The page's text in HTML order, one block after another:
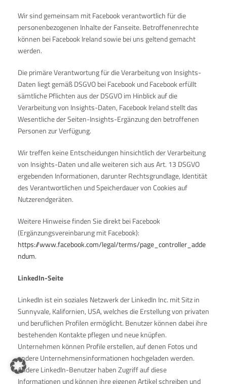
Wir sind gemeinsam mit Facebook verantwortlich für die
personenbezogenen Inhalte der Fanseite. Betroffenenrechte
können bei Facebook Ireland sowie bei uns geltend gemacht
werden.
Die primäre Verantwortung für die Verarbeitung von Insights-
Daten liegt gemäß DSGVO bei Facebook und Facebook erfüllt
sämtliche Pflichten aus der DSGVO im Hinblick auf die
Verarbeitung von Insights-Daten, Facebook Ireland stellt das
Wesentliche der Seiten-Insights-Ergänzung den betroffenen
Personen zur Verfügung.
Wir treffen keine Entscheidungen hinsichtlich der Verarbeitung
von Insights-Daten und alle weiteren sich aus Art. 13 DSGVO
ergebenden Informationen, darunter Rechtsgrundlage, Identität
des Verantwortlichen und Speicherdauer von Cookies auf
Nutzerendgeräten.
Weitere Hinweise finden Sie direkt bei Facebook
(Ergänzungsvereinbarung mit Facebook):
https://www.facebook.com/legal/terms/page_controller_adde
ndum.
LinkedIn-Seite
LinkedIn ist ein soziales Netzwerk der LinkedIn Inc. mit Sitz in
Sunnyvale, Kalifornien, USA, welches die Erstellung von privaten
und beruflichen Profilen ermöglicht. Benutzer können dabei ihre
bestehenden Kontakte pflegen und neue knüpfen.
Unternehmen können Profile erstellen, auf denen Fotos und
andere Unternehmensinformationen hochgeladen werden.
Andere LinkedIn-Benutzer haben Zugriff auf diese
Informationen und können ihre eigenen Artikel schreiben und